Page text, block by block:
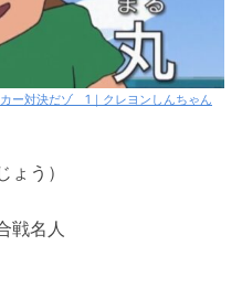
ー対決だゾ 1｜クレヨンしんちゃん
う）
戦名人